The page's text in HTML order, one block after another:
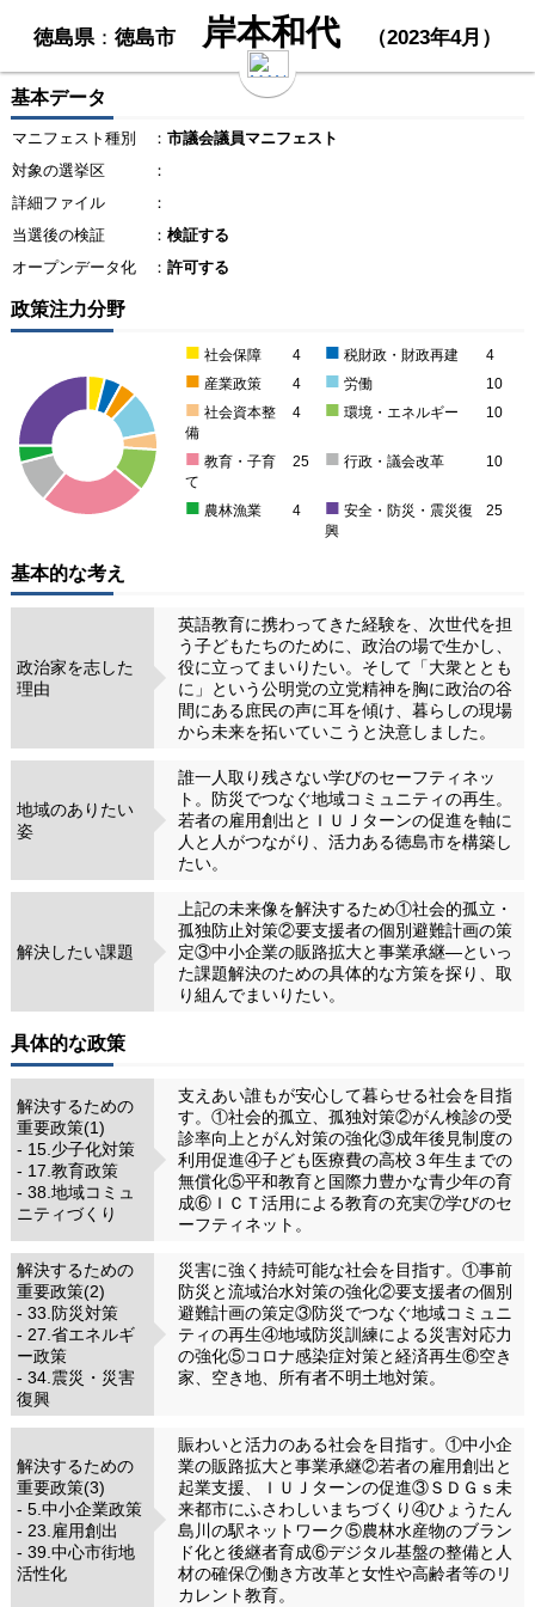
徳島県：徳島市 岸本和代 （2023年4月）
基本データ
マニフェスト種別 ： 市議会議員マニフェスト
対象の選挙区
：
詳細ファイル
：
当選後の検証
： 検証する
オープンデータ化
： 許可する
政策注力分野
■ 社会保障 4 ■ 税財政・財政再建 4
■ 産業政策 4 ■ 労働 10
■ 社会資本整
備
4 ■ 環境・エネルギー 10
■ 教育・子育
て
25 ■ 行政・議会改革 10
■ 農林漁業 4 ■ 安全・防災・震災復
興
25
基本的な考え
政治家を志した
理由
英語教育に携わってきた経験を、次世代を担
う子どもたちのために、政治の場で生かし、
役に立ってまいりたい。そして「大衆ととも
に」という公明党の立党精神を胸に政治の谷
間にある庶民の声に耳を傾け、暮らしの現場
から未来を拓いていこうと決意しました。
地域のありたい
姿
誰一人取り残さない学びのセーフティネッ
ト。防災でつなぐ地域コミュニティの再生。
若者の雇用創出とＩＵＪターンの促進を軸に
人と人がつながり、活力ある徳島市を構築し
たい。
解決したい課題
上記の未来像を解決するため①社会的孤立・
孤独防止対策②要支援者の個別避難計画の策
定③中小企業の販路拡大と事業承継―といっ
た課題解決のための具体的な方策を探り、取
り組んでまいりたい。
具体的な政策
解決するための
重要政策(1)
- 15.少子化対策
- 17.教育政策
- 38.地域コミュ
ニティづくり
支えあい誰もが安心して暮らせる社会を目指
す。①社会的孤立、孤独対策②がん検診の受
診率向上とがん対策の強化③成年後見制度の
利用促進④子ども医療費の高校３年生までの
無償化⑤平和教育と国際力豊かな青少年の育
成⑥ＩＣＴ活用による教育の充実⑦学びのセ
ーフティネット。
解決するための
重要政策(2)
- 33.防災対策
- 27.省エネルギ
ー政策
- 34.震災・災害
復興
災害に強く持続可能な社会を目指す。①事前
防災と流域治水対策の強化②要支援者の個別
避難計画の策定③防災でつなぐ地域コミュニ
ティの再生④地域防災訓練による災害対応力
の強化⑤コロナ感染症対策と経済再生⑥空き
家、空き地、所有者不明土地対策。
解決するための
重要政策(3)
- 5.中小企業政策
- 23.雇用創出
- 39.中心市街地
活性化
賑わいと活力のある社会を目指す。①中小企
業の販路拡大と事業承継②若者の雇用創出と
起業支援、ＩＵＪターンの促進③ＳＤＧｓ未
来都市にふさわしいまちづくり④ひょうたん
島川の駅ネットワーク⑤農林水産物のブラン
ド化と後継者育成⑥デジタル基盤の整備と人
材の確保⑦働き方改革と女性や高齢者等のリ
カレント教育。